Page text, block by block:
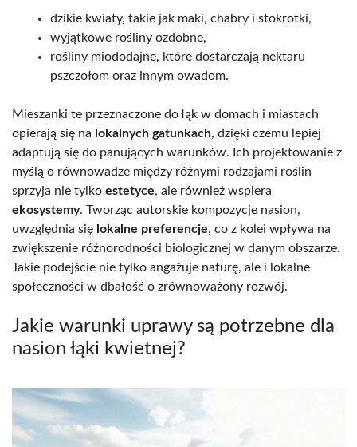
dzikie kwiaty, takie jak maki, chabry i stokrotki,
wyjątkowe rośliny ozdobne,
rośliny miododajne, które dostarczają nektaru
pszczołom oraz innym owadom.
Mieszanki te przeznaczone do łąk w domach i miastach
opierają się na lokalnych gatunkach, dzięki czemu lepiej
adaptują się do panujących warunków. Ich projektowanie z
myślą o równowadze między różnymi rodzajami roślin
sprzyja nie tylko estetyce, ale również wspiera
ekosystemy. Tworząc autorskie kompozycje nasion,
uwzględnia się lokalne preferencje, co z kolei wpływa na
zwiększenie różnorodności biologicznej w danym obszarze.
Takie podejście nie tylko angażuje naturę, ale i lokalne
społeczności w dbałość o zrównoważony rozwój.
Jakie warunki uprawy są potrzebne dla
nasion łąki kwietnej?